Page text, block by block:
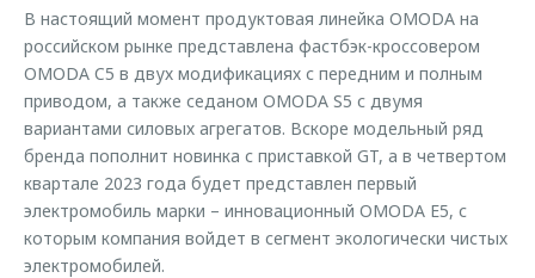
В настоящий момент продуктовая линейка OMODA на
российском рынке представлена фастбэк-кроссовером
OMODA C5 в двух модификациях с передним и полным
приводом, а также седаном OMODA S5 с двумя
вариантами силовых агрегатов. Вскоре модельный ряд
бренда пополнит новинка с приставкой GT, а в четвертом
квартале 2023 года будет представлен первый
электромобиль марки – инновационный OMODA E5, с
которым компания войдет в сегмент экологически чистых
электромобилей.